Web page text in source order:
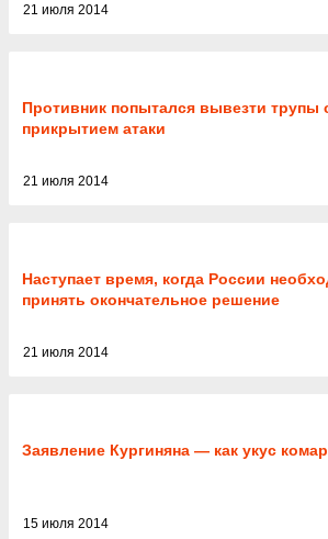
21 июля 2014
Противник попытался вывезти трупы
прикрытием атаки
21 июля 2014
Наступает время, когда России
принять окончательное решение
21 июля 2014
Заявление Кургиняна — как укус
15 июля 2014